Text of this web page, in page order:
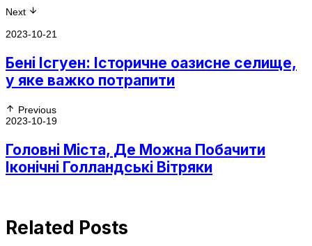
Next
2023-10-21
Бені Ісгуен: Історичне оазисне селище,
у яке важко потрапити
Previous
2023-10-19
Головні Міста, Де Можна Побачити
Іконічні Голландські Вітряки
Related Posts